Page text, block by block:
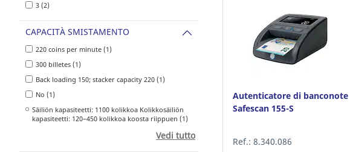
3 (2)
CAPACITÀ SMISTAMENTO
220 coins per minute (1)
300 billetes (1)
Back loading 150; stacker capacity 220 (1)
No (1)
Säiliön kapasiteetti: 1100 kolikkoa Kolikkosäiliön
kapasiteetti: 120–450 kolikkoa koosta riippuen (1)
Vedi tutto
Autenticatore di banconote
Safescan 155-S
Ref.: 8.340.086